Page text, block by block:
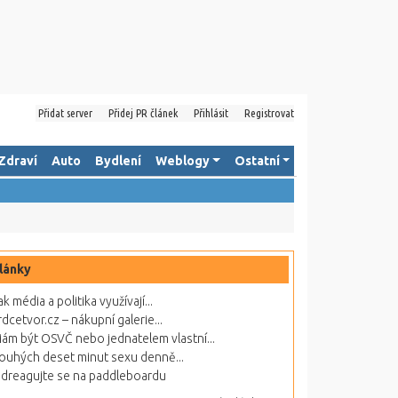
Přidat server Přidej PR článek Přihlásit Registrovat
Auto Bydlení Weblogy Ostatní
média a politika využívají...
– nákupní galerie...
být OSVČ nebo jednatelem vlastní...
deset minut sexu denně...
se na paddleboardu